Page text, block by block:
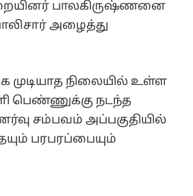
பாலகிருஷ்ணனை
அழைத்து
முடியாத நிலையில் உள்ள
பெண்ணுக்கு நடந்த
சம்பவம் அப்பகுதியில்
பரபரப்பையும்